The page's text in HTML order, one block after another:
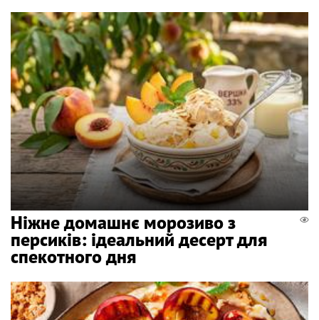
Ніжне домашнє морозиво з
персиків: ідеальний десерт для
спекотного дня